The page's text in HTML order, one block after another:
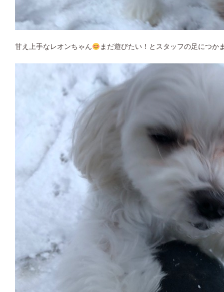
甘え上手なレオンちゃん まだ遊びたい！とスタッフの足につか